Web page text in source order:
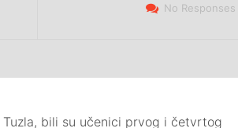
No Responses
Tuzla, bili su učenici prvog i četvrtog